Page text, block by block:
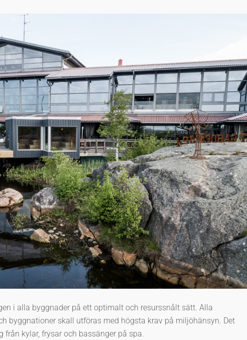
i alla byggnader på ett optimalt och resurssnålt sätt. Alla
byggnationer skall utföras med högsta krav på miljöhänsyn. Det
kylar, frysar och bassänger på spa.